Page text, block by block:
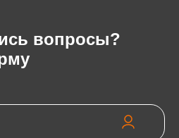
вопросы?